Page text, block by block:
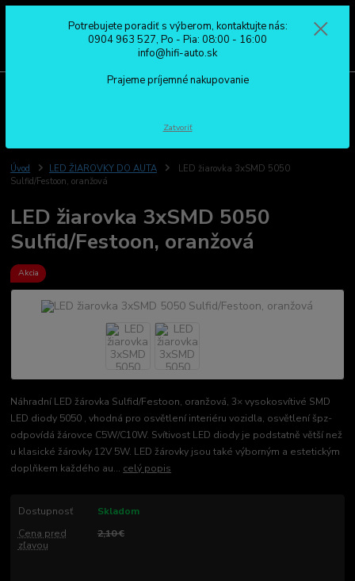
0904 963 527
Po - Pia: 08:00 - 16:00
Úvod LED ŽIAROVKY DO AUTA
LED žiarovka 3xSMD 5050
Sulfid/Festoon, oranžová
LED žiarovka 3xSMD 5050
Sulfid/Festoon, oranžová
Akcia
Náhradní LED žárovka Sulfid/Festoon, oranžová, 3× vysokosvítivé SMD
LED diody 5050 , vhodná pro osvětlení interiéru vozidla, osvětlení špz-
odpovídá žárovce C5W/C10W. Svítivost LED diody je podstatně větší než
u klasické žárovky 12V 5W. LED žárovky jsou také výborným a estetickým
doplňkem každého au... celý popis
Dostupnosť
Skladom
Cena pred
zľavou
2,10 €
Potrebujete poradiť s výberom, kontaktujte nás:
0904 963 527, Po - Pia: 08:00 - 16:00
info@hifi-auto.sk
Prajeme príjemné nakupovanie
Zatvoriť